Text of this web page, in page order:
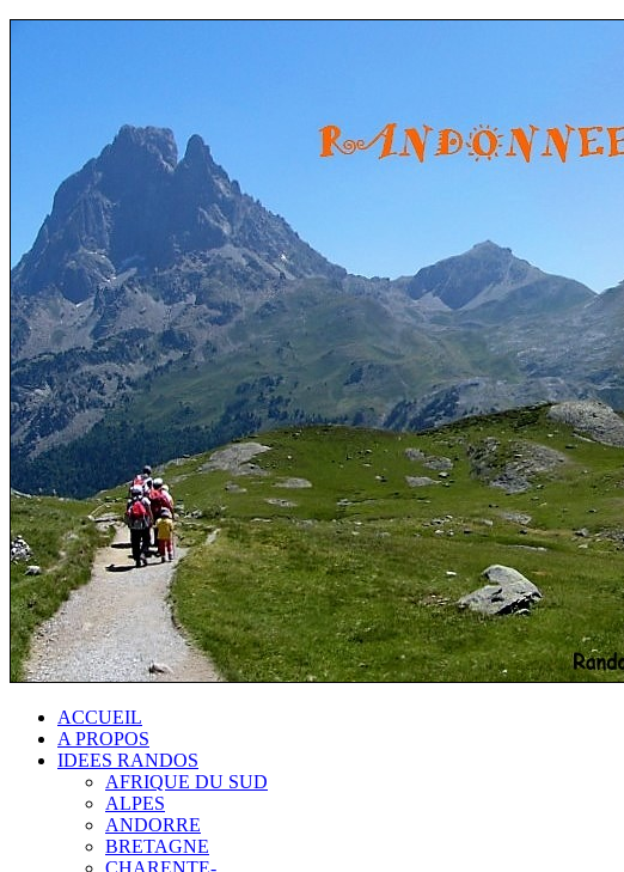
ACCUEIL
A PROPOS
IDEES RANDOS
AFRIQUE DU SUD
ALPES
ANDORRE
BRETAGNE
CHARENTE-